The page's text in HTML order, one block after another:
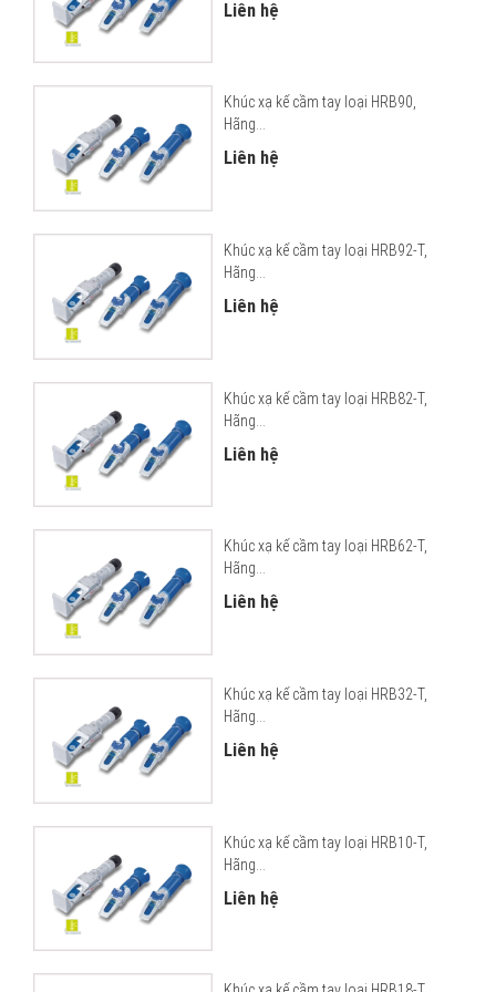
Liên hệ
Khúc xạ kế cầm tay loại HRB90,
Hãng...
Liên hệ
Khúc xạ kế cầm tay loại HRB92-T,
Hãng...
Liên hệ
Khúc xạ kế cầm tay loại HRB82-T,
Hãng...
Liên hệ
Khúc xạ kế cầm tay loại HRB62-T,
Hãng...
Liên hệ
Khúc xạ kế cầm tay loại HRB32-T,
Hãng...
Liên hệ
Khúc xạ kế cầm tay loại HRB10-T,
Hãng...
Liên hệ